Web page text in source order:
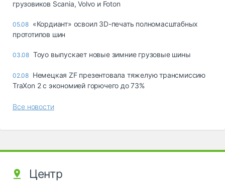
грузовиков Scania, Volvo и Foton
05.08 «Кордиант» освоил 3D-печать полномасштабных
прототипов шин
03.08 Toyo выпускает новые зимние грузовые шины
02.08 Немецкая ZF презентовала тяжелую трансмиссию
TraXon 2 с экономией горючего до 73%
Все новости
Центр